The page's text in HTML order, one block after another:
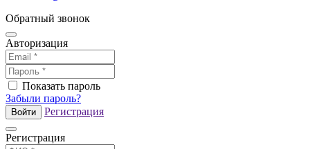
Обратный звонок
Авторизация
Показать пароль
Забыли пароль?
Войти Регистрация
Регистрация